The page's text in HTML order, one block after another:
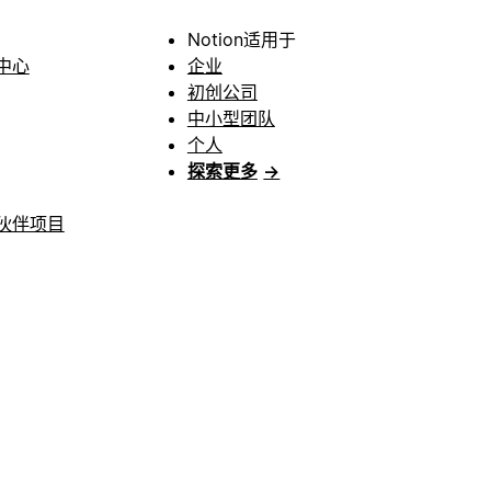
心
伴项目
Notion适用于
企业
初创公司
中小型团队
个人
探索更多 →